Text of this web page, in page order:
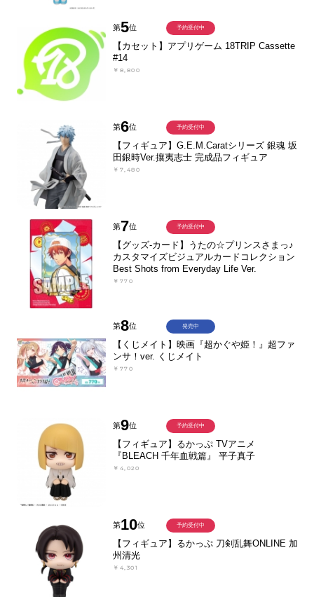
第5位
【カセット】アプリゲーム 18TRIP Cassette
#14
￥8,800
予約受付中
第6位
【フィギュア】G.E.M.Caratシリーズ 銀魂 坂
田銀時Ver.攘夷志士 完成品フィギュア
￥7,480
予約受付中
第7位
【グッズ-カード】うたの☆プリンスさまっ♪
カスタマイズビジュアルカードコレクション
Best Shots from Everyday Life Ver.
￥770
予約受付中
第8位
【くじメイト】映画『超かぐや姫！』超ファ
ンサ！ver. くじメイト
￥770
発売中
第9位
【フィギュア】るかっぷ TVアニメ
『BLEACH 千年血戦篇』 平子真子
￥4,020
予約受付中
第10位
【フィギュア】るかっぷ 刀剣乱舞ONLINE 加
州清光
￥4,301
予約受付中